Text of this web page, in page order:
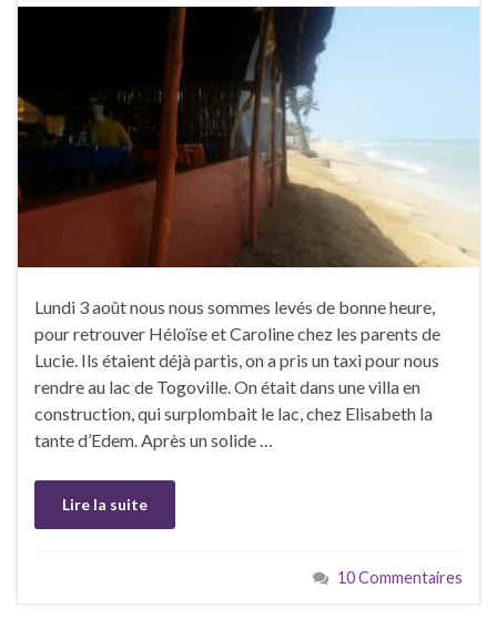
Lundi 3 août nous nous sommes levés de bonne heure,
pour retrouver Héloïse et Caroline chez les parents de
Lucie. Ils étaient déjà partis, on a pris un taxi pour nous
rendre au lac de Togoville. On était dans une villa en
construction, qui surplombait le lac, chez Elisabeth la
tante d’Edem. Après un solide …
Lire la suite
10 Commentaires